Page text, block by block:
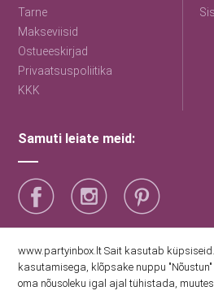
Tarne
Makseviisid
Ostueeskirjad
Privaatsuspoliitika
KKK
Samuti leiate meid:
Saage esimestena uudiseid
www.partyinbox.lt Sait kasutab
kasutamisega, klõpsake nuppu
oma nõusoleku igal ajal tühistada,